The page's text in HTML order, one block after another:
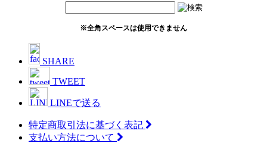
※全角スペースは使用できません
SHARE
TWEET
LINEで送る
特定商取引法に基づく表記
支払い方法について